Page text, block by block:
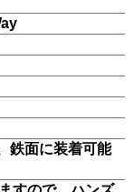
鉄面に装着可能